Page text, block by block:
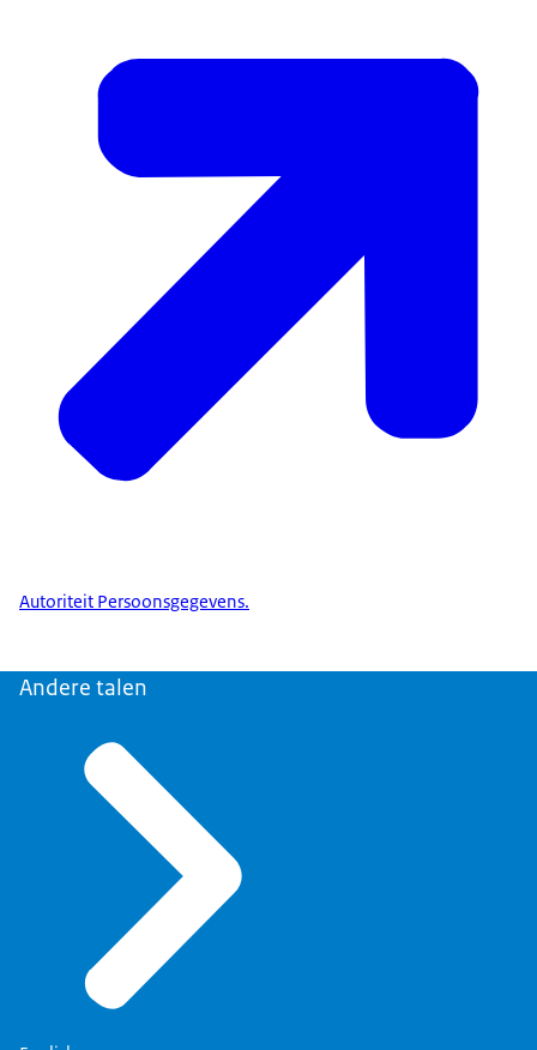
Autoriteit Persoonsgegevens.
Andere talen